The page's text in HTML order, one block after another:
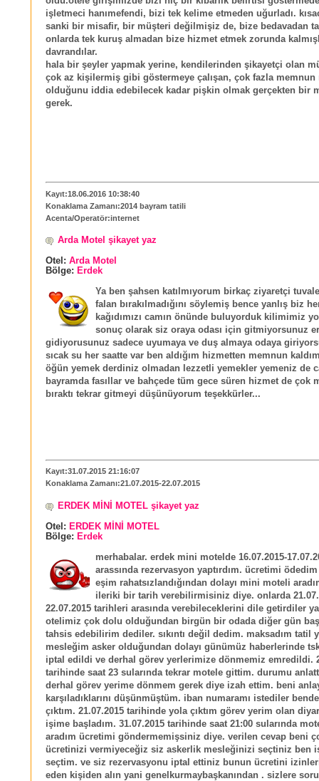
işletmeci hanımefendi, bizi tek kelime etmeden uğurladı.
sanki bir misafir, bir müşteri değilmişiz de, bize bedavadan
onlarda tek kuruş almadan bize hizmet etmek zorunda
davrandılar.
hala bir şeyler yapmak yerine, kendilerinden şikayetçi olan
çok az kişilermiş gibi göstermeye çalışan, çok fazla
olduğunu iddia edebilecek kadar pişkin olmak gerçekten bir
gerek.
Kayıt:18.06.2016 10:38:40
Konaklama Zamanı:2014 bayram tatili
Acenta/Operatör:internet
Arda Motel şikayet yaz
Otel: Arda Motel
Bölge: Erdek
Ya ben şahsen katılmıyorum birkaç ziyaretçi
falan bırakılmadığını söylemiş bence yanlış biz
kağıdımızı camın önünde buluyorduk kilimimiz
sonuç olarak siz oraya odası için gitmiyorsunuz
gidiyorusunuz sadece uyumaya ve duş almaya odaya
sıcak su her saatte var ben aldığım hizmetten memnun
öğün yemek derdiniz olmadan lezzetli yemekler yemeniz de
bayramda fasıllar ve bahçede tüm gece süren hizmet de çok
bıraktı tekrar gitmeyi düşünüyorum teşekkürler...
Kayıt:31.07.2015 21:16:07
Konaklama Zamanı:21.07.2015-22.07.2015
ERDEK MİNİ MOTEL şikayet yaz
Otel: ERDEK MİNİ MOTEL
Bölge: Erdek
merhabalar. erdek mini motelde 16.07.2015-
arassında rezervasyon yaptırdım. ücretimi
eşim rahatsızlandığından dolayı mini moteli
ileriki bir tarih verebilirmisiniz diye. onlarda
22.07.2015 tarihleri arasında verebileceklerini dile getirdiler
otelimiz çok dolu olduğundan birgün bir odada diğer gün
tahsis edebilirim dediler. sıkıntı değil dedim. maksadım tatil
mesleğim asker olduğundan dolayı günümüz haberlerinde
iptal edildi ve derhal görev yerlerimize dönmemiz emredildi.
tarihinde saat 23 sularında tekrar motele gittim. durumu
derhal görev yerime dönmem gerek diye izah ettim. beni
karşıladıklarını düşünmüştüm. iban numaramı istediler
çıktım. 21.07.2015 tarihinde yola çıktım görev yerim olan
işime başladım. 31.07.2015 tarihinde saat 21:00 sularında
aradım ücretimi göndermemişsiniz diye. verilen cevap beni
ücretinizi vermiyeceğiz siz askerlik mesleğinizi seçtiniz ben
seçtim. ve siz rezervasyonu iptal ettiniz bunun ücretini
eden kişiden alın yani genelkurmaybaşkanından . sizlere